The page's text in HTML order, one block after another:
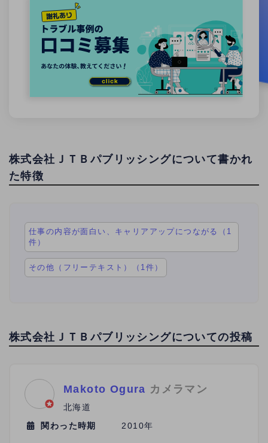
株式会社ＪＴＢパブリッシングについて書かれ
た特徴
仕事の内容が面白い、キャリアアップにつながる（1
件）
その他（フリーテキスト）（1件）
株式会社ＪＴＢパブリッシングについての投稿
Makoto Ogura カメラマン
北海道
関わった時期
2010年